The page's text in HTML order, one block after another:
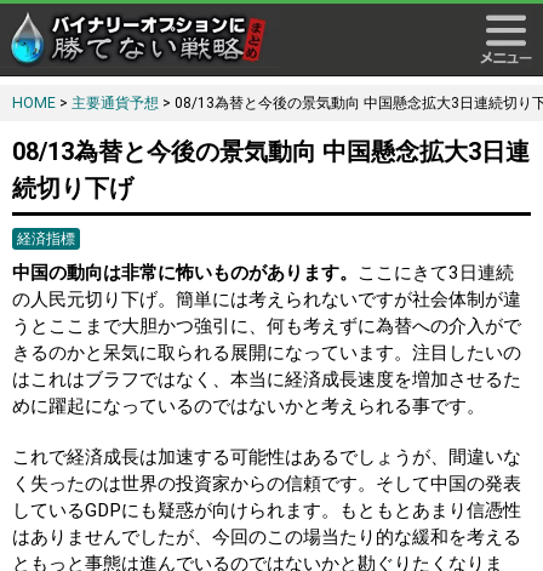
HOME > 主要通貨予想 > 08/13為替と今後の景気動向 中国懸念拡大3日連続切り
08/13為替と今後の景気動向 中国懸念拡大3日連
続切り下げ
経済指標
中国の動向は非常に怖いものがあります。
ここにきて3日連続
の人民元切り下げ。簡単には考えられないですが社会体制が違
うとここまで大胆かつ強引に、何も考えずに為替への介入がで
きるのかと呆気に取られる展開になっています。注目したいの
はこれはブラフではなく、本当に経済成長速度を増加させるた
めに躍起になっているのではないかと考えられる事です。
これで経済成長は加速する可能性はあるでしょうが、間違いな
く失ったのは世界の投資家からの信頼です。そして中国の発表
しているGDPにも疑惑が向けられます。もともとあまり信憑性
はありませんでしたが、今回のこの場当たり的な緩和を考える
ともっと事態は進んでいるのではないかと勘ぐりたくなりま